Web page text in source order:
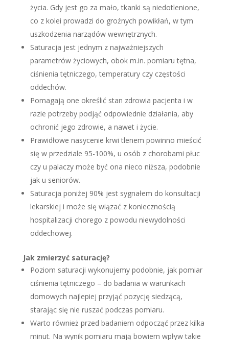
życia. Gdy jest go za mało, tkanki są niedotlenione,
co z kolei prowadzi do groźnych powikłań, w tym
uszkodzenia narządów wewnętrznych.
Saturacja jest jednym z najważniejszych
parametrów życiowych, obok m.in. pomiaru tętna,
ciśnienia tętniczego, temperatury czy częstości
oddechów.
Pomagają one określić stan zdrowia pacjenta i w
razie potrzeby podjąć odpowiednie działania, aby
ochronić jego zdrowie, a nawet i życie.
Prawidłowe nasycenie krwi tlenem powinno mieścić
się w przedziale 95-100%, u osób z chorobami płuc
czy u palaczy może być ona nieco niższa, podobnie
jak u seniorów.
Saturacja poniżej 90% jest sygnałem do konsultacji
lekarskiej i może się wiązać z koniecznością
hospitalizacji chorego z powodu niewydolności
oddechowej.
Jak zmierzyć saturację?
Poziom saturacji wykonujemy podobnie, jak pomiar
ciśnienia tętniczego – do badania w warunkach
domowych najlepiej przyjąć pozycję siedzącą,
starając się nie ruszać podczas pomiaru.
Warto również przed badaniem odpocząć przez kilka
minut. Na wynik pomiaru mają bowiem wpływ takie